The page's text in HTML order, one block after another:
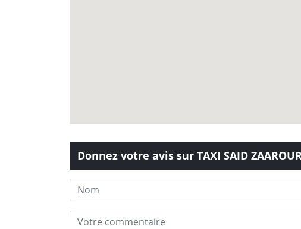
Donnez votre avis sur TAXI SAID